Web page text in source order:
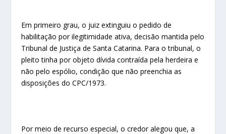
Em primeiro grau, o juiz extinguiu o pedido de
habilitação por ilegitimidade ativa, decisão mantida pelo
Tribunal de Justiça de Santa Catarina. Para o tribunal, o
pleito tinha por objeto dívida contraída pela herdeira e
não pelo espólio, condição que não preenchia as
disposições do CPC/1973.
Por meio de recurso especial, o credor alegou que, a